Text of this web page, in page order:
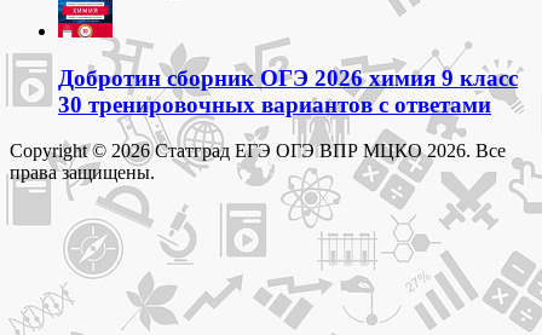
Добротин сборник ОГЭ 2026 химия 9 класс
30 тренировочных вариантов с ответами
Copyright © 2026 Статград ЕГЭ ОГЭ ВПР МЦКО 2026. Все
права защищены.